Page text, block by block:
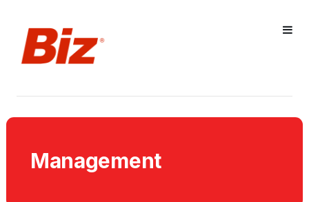
Management